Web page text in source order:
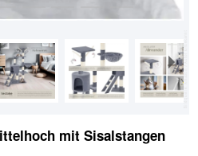
mit Sisalstangen